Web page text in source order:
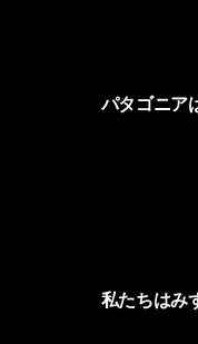
パタゴニア
私たちはみ